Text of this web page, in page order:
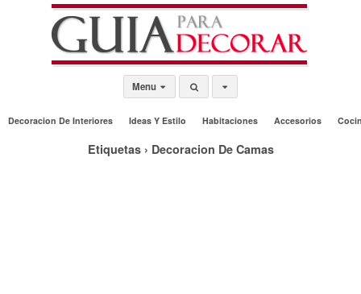
Menu
Decoracion De Interiores Ideas Y Estilo Habitaciones Accesorios
Etiquetas › Decoracion De Camas